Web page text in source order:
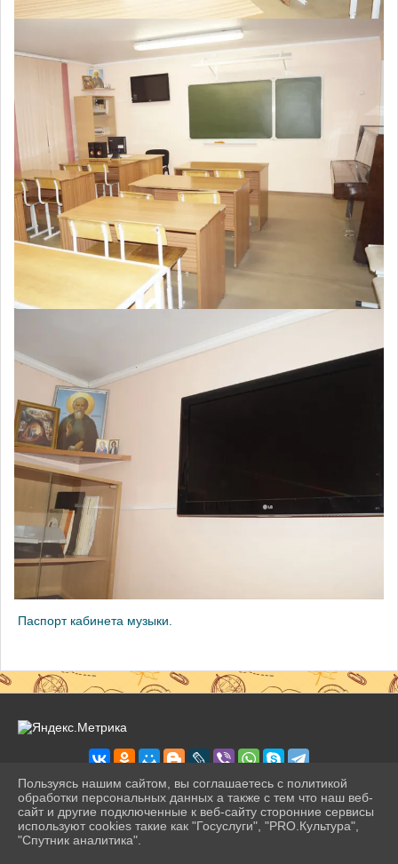
Паспорт кабинета музыки.
2026 г. pravogimn.ru
Вход
Карта сайта
Пользуясь нашим сайтом, вы соглашаетесь с политикой
обработки персональных данных а также с тем что наш веб-
сайт и другие подключенные к веб-сайту сторонние сервисы
используют cookies такие как "Госуслуги", "PRO.Культура",
"Спутник аналитика".